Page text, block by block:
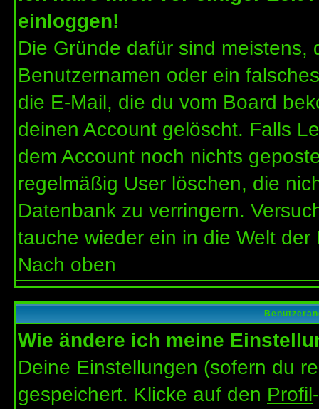
einloggen!
Die Gründe dafür sind
Benutzernamen oder ein
die E-Mail, die du vom Board
deinen Account gelöscht. Falls
dem Account noch nichts
regelmäßig User löschen, die
Datenbank zu verringern.
tauche wieder ein in die Welt der
Nach oben
Wie ändere ich meine
Deine Einstellungen (sofern du
gespeichert. Klicke auf den Profil